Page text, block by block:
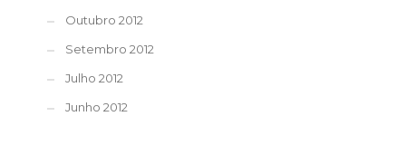
Outubro 2012
Setembro 2012
Julho 2012
Junho 2012